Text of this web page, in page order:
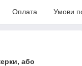
Оплата Умови
або